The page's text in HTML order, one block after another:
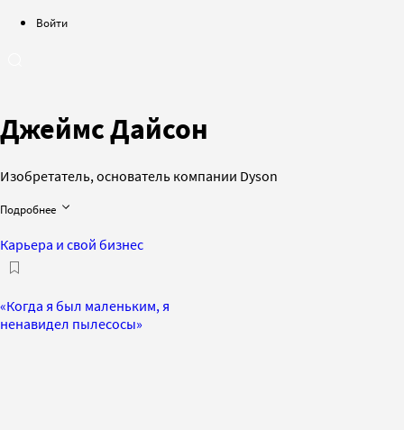
Войти
Джеймс Дайсон
Изобретатель, основатель компании Dyson
Подробнее
Карьера и свой бизнес
«Когда я был маленьким, я
ненавидел пылесосы»